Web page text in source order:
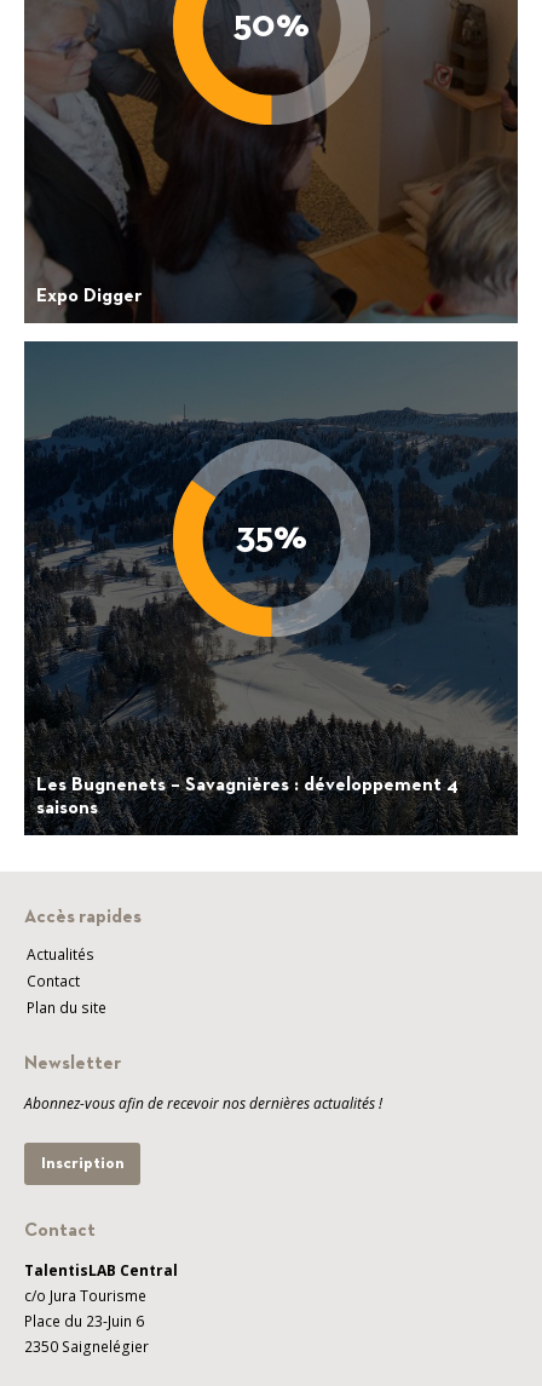
Expo Digger
Les Bugnenets – Savagnières : développement 4
saisons
Accès rapides
Actualités
Contact
Plan du site
Newsletter
Abonnez-vous afin de recevoir nos dernières actualités !
Inscription
Contact
TalentisLAB Central
c/o Jura Tourisme
Place du 23-Juin 6
2350 Saignelégier